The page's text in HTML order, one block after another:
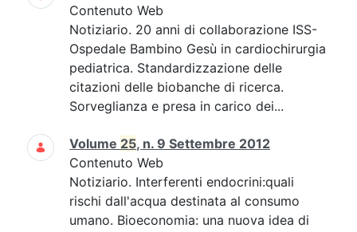
Contenuto Web
Notiziario. 20 anni di collaborazione ISS-
Ospedale Bambino Gesù in cardiochirurgia
pediatrica. Standardizzazione delle
citazioni delle biobanche di ricerca.
Sorveglianza e presa in carico dei...
Volume 25, n. 9 Settembre 2012
Contenuto Web
Notiziario. Interferenti endocrini:quali
rischi dall'acqua destinata al consumo
umano. Bioeconomia: una nuova idea di